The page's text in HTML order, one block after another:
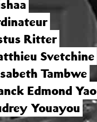
Ritter
Svetchine
Tambwe
Edmond Yao
Youayou